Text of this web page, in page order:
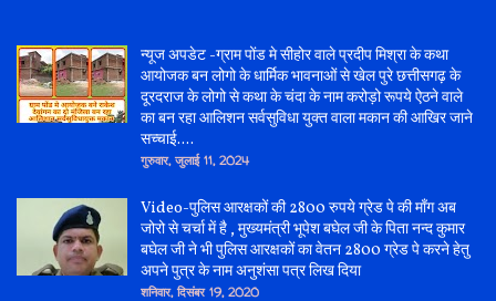
न्यूज अपडेट -ग्राम पोंड मे सीहोर वाले प्रदीप मिश्रा के कथा
आयोजक बन लोगो के धार्मिक भावनाओं से खेल पुरे छत्तीसगढ़ के
दूरदराज के लोगो से कथा के चंदा के नाम करोड़ो रूपये ऐठने वाले
का बन रहा आलिशन सर्वसुविधा युक्त वाला मकान की आखिर जाने
सच्चाई....
गुरुवार, जुलाई 11, 2024
Video-पुलिस आरक्षकों की 2800 रुपये ग्रेड पे की माँग अब
जोरो से चर्चा में है , मुख्यमंत्री भूपेश बघेल जी के पिता नन्द कुमार
बघेल जी ने भी पुलिस आरक्षकों का वेतन 2800 ग्रेड पे करने हेतु
अपने पुत्र के नाम अनुशंसा पत्र लिख दिया
शनिवार, दिसंबर 19, 2020